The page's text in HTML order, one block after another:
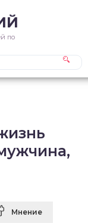
по
Мнение